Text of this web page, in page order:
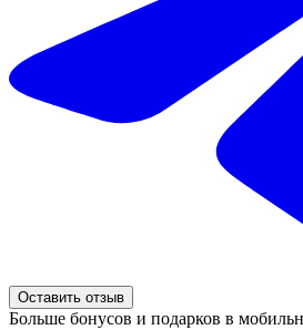
Оставить отзыв
Больше бонусов и подарков в